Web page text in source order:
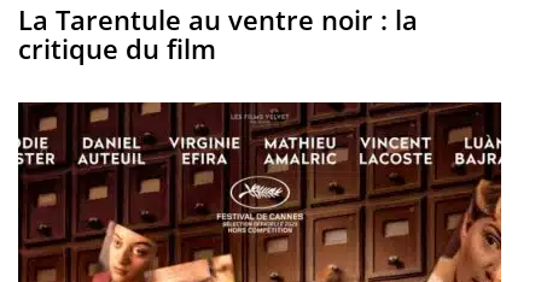
La Tarentule au ventre noir : la
critique du film